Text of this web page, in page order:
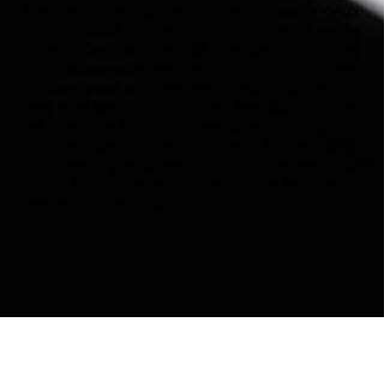
Bref, je recommande ce livre surtout à ceux